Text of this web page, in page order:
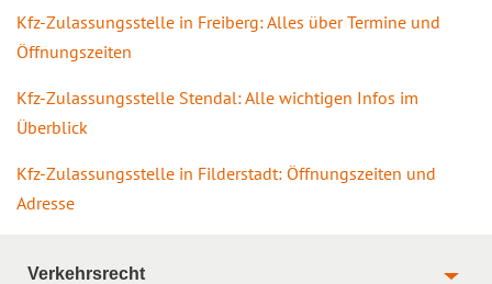
Kfz-Zulassungsstelle in Freiberg: Alles über Termine und
Öffnungszeiten
Kfz-Zulassungsstelle Stendal: Alle wichtigen Infos im
Überblick
Kfz-Zulassungsstelle in Filderstadt: Öffnungszeiten und
Adresse
Verkehrsrecht